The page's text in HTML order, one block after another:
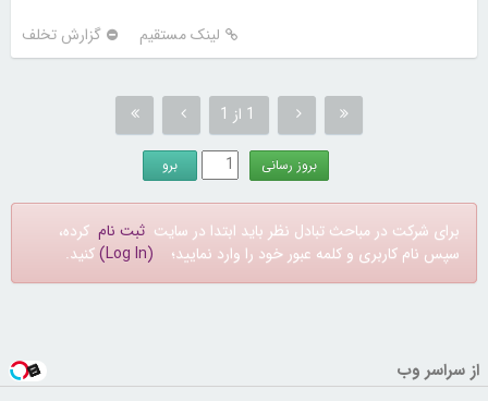
لینک مستقیم گزارش تخلف
1 از 1
برای شرکت در مباحث تبادل نظر باید ابتدا در سایت ثبت نام کرده،
سپس نام کاربری و کلمه عبور خود را وارد نمایید؛ (Log In) کنید.
از سراسر وب